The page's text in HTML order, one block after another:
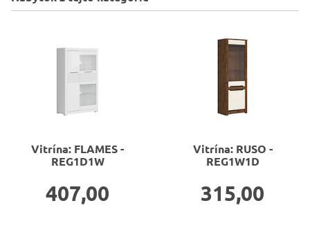
Vitrína: FLAMES -
REG1D1W
407,00
Vitrína: RUSO -
REG1W1D
315,00